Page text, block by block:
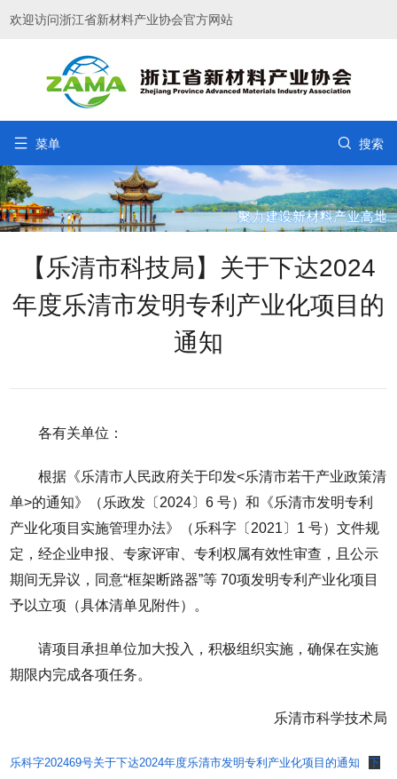
欢迎访问浙江省新材料产业协会官方网站
 菜单  搜索
【乐清市科技局】关于下达2024
年度乐清市发明专利产业化项目的
通知
各有关单位：
根据《乐清市人民政府关于印发<乐清市若干产业政策清
单>的通知》（乐政发〔2024〕6 号）和《乐清市发明专利
产业化项目实施管理办法》（乐科字〔2021〕1 号）文件规
定，经企业申报、专家评审、专利权属有效性审查，且公示
期间无异议，同意“框架断路器”等 70项发明专利产业化项目
予以立项（具体清单见附件）。
请项目承担单位加大投入，积极组织实施，确保在实施
期限内完成各项任务。
乐清市科学技术局
乐科字202469号关于下达2024年度乐清市发明专利产业化项目的通知 下